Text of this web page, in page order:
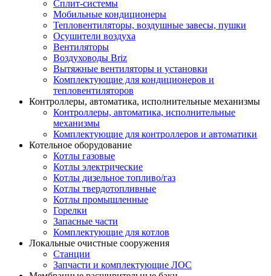
Сплит-системы
Мобильные кондиционеры
Тепловентиляторы, воздушные завесы, пушки
Осушители воздуха
Вентиляторы
Воздуховоды Briz
Вытяжные вентиляторы и установки
Комплектующие для кондиционеров и
тепловентиляторов
Контроллеры, автоматика, исполнительные механизмы
Контроллеры, автоматика, исполнительные
механизмы
Комплектующие для контроллеров и автоматики
Котельное оборудование
Котлы газовые
Котлы электрические
Котлы дизельное топливо/газ
Котлы твердотопливные
Котлы промышленные
Горелки
Запасные части
Комплектующие для котлов
Локальные очистные сооружения
Станции
Запчасти и комплектующие ЛОС